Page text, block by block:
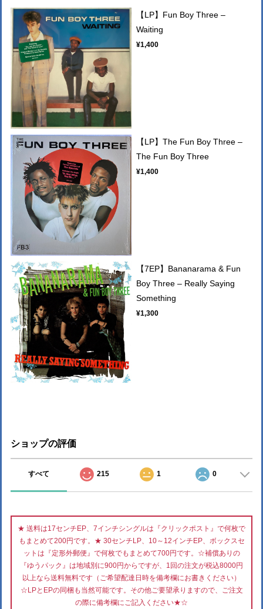
【LP】Fun Boy Three –
Waiting
¥1,400
【LP】The Fun Boy Three –
The Fun Boy Three
¥1,400
【7EP】Bananarama & Fun
Boy Three – Really Saying
Something
¥1,300
ショップの評価
すべて 215 1 0
★ 送料は17センチEP、7インチシングルは『クリックポスト』で何枚で
もまとめて200円です。★ 30センチLP、10～12インチEP、ボックスセ
ットは『定形外郵便』で何枚でもまとめて700円です。☆補償ありの
『ゆうパック』は地域別に900円からですが、1回の注文が税込8000円
以上なら送料無料です（ご希望配達日時を備考欄にお書きください）
☆LPとEPの同梱も当然可能です。その他ご要望承りますので、ご注文
の際に備考欄にご記入ください★☆